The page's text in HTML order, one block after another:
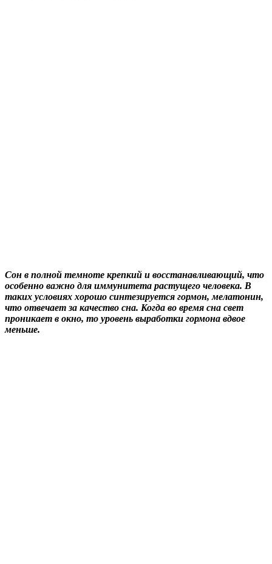
Сон в полной темноте крепкий и восстанавливающий, что
особенно важно для иммунитета растущего человека. В
таких условиях хорошо синтезируется гормон, мелатонин,
что отвечает за качество сна. Когда во время сна свет
проникает в окно, то уровень выработки гормона вдвое
меньше.